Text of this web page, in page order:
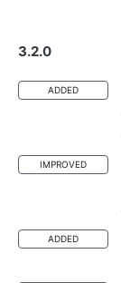
3.2.0
ADDED
IMPROVED
ADDED